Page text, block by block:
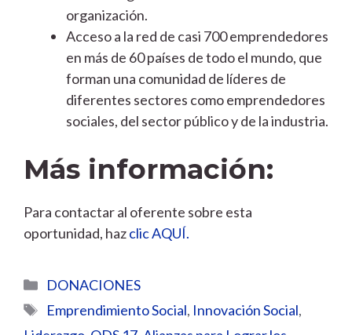
organización.
Acceso a la red de casi 700 emprendedores
en más de 60 países de todo el mundo, que
forman una comunidad de líderes de
diferentes sectores como emprendedores
sociales, del sector público y de la industria.
Más información:
Para contactar al oferente sobre esta
oportunidad, hazclic AQUÍ.
Categorías
DONACIONES
Etiquetas
Emprendimiento Social, Innovación Social,